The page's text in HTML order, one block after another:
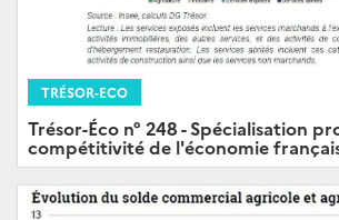
TRÉSOR-ECO
Trésor-Éco n° 248 - Spécialisation
compétitivité de l'économie